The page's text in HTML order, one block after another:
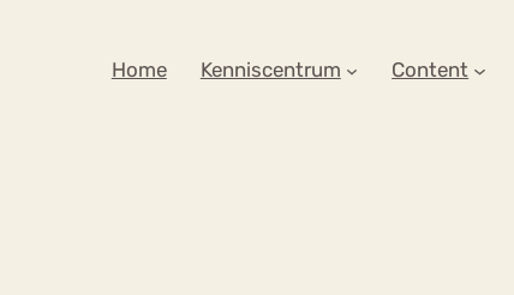
Home Kenniscentrum Content
NAAR OP